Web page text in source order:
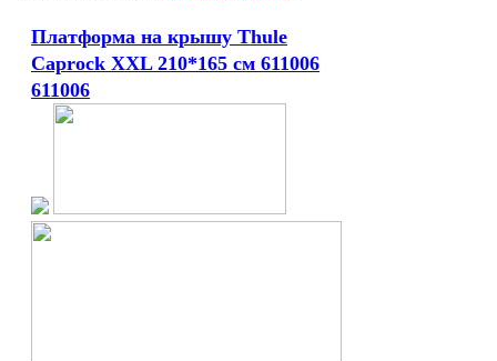
Велокрепления
Крепления для серфов и лодок
Сумки и органайзеры
Платформа на крышу Thule
Caprock XXL 210*165 см 611006
611006